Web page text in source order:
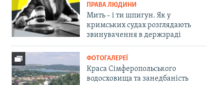
ПРАВА ЛЮДИНИ
Мить – і ти шпигун. Як у
кримських судах розглядають
звинувачення в держзраді
ФОТОГАЛЕРЕЇ
Краса Сімферопольського
водосховища та занедбаність